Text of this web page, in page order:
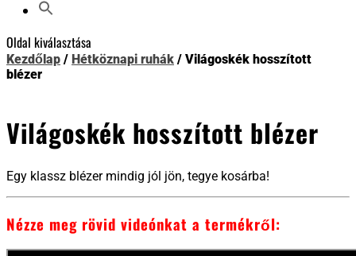
Oldal kiválasztása
Kezdőlap / Hétköznapi ruhák / Világoskék hosszított
blézer
Világoskék hosszított blézer
Egy klassz blézer mindig jól jön, tegye kosárba!
Nézze meg rövid videónkat a termékről: